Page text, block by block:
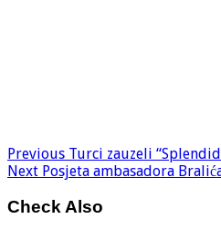
Previous Turci zauzeli
Next Posjeta ambasadora
Check Also